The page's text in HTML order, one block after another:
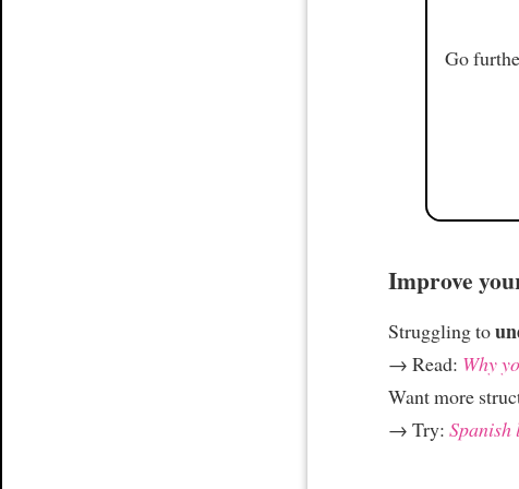
Go
Improve
Struggling to
→ Read: Why
Want more
→ Try: